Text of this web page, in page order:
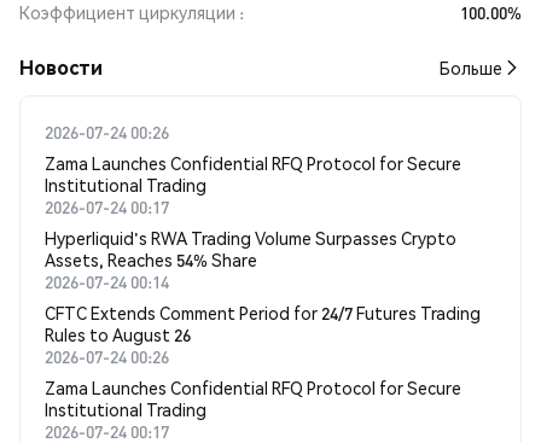
Коэффициент циркуляции
100.00%
Новости Больше
2026-07-24 00:26
Zama Launches Confidential RFQ Protocol for Secure
Institutional Trading
2026-07-24 00:17
Hyperliquid's RWA Trading Volume Surpasses Crypto
Assets, Reaches 54% Share
2026-07-24 00:14
CFTC Extends Comment Period for 24/7 Futures Trading
Rules to August 26
2026-07-24 00:26
Zama Launches Confidential RFQ Protocol for Secure
Institutional Trading
2026-07-24 00:17